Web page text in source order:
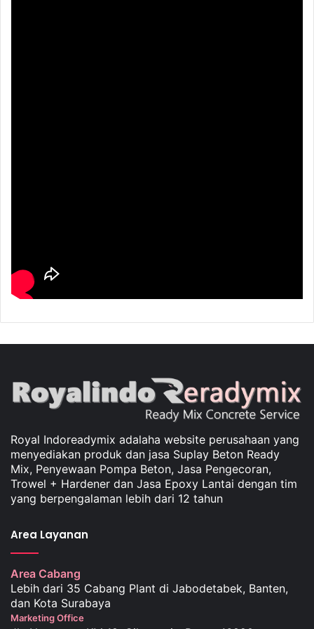
Royal Indoreadymix adalaha website perusahaan yang
menyediakan produk dan jasa Suplay Beton Ready
Mix, Penyewaan Pompa Beton, Jasa Pengecoran,
Trowel + Hardener dan Jasa Epoxy Lantai dengan tim
yang berpengalaman lebih dari 12 tahun
Area Layanan
Area Cabang
Lebih dari 35 Cabang Plant di Jabodetabek, Banten,
dan Kota Surabaya
Marketing Office